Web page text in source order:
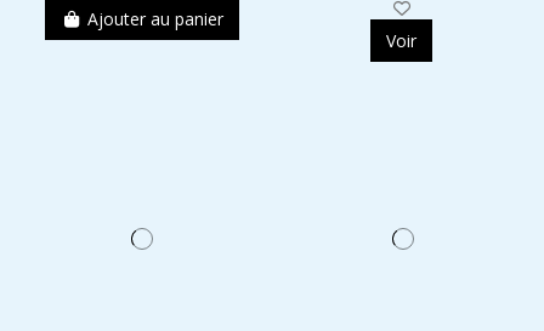
Ajouter au panier
Voir